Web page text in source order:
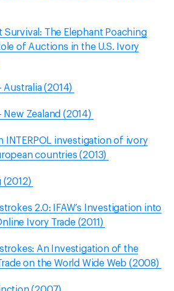
Survival: The Elephant Poaching
of Auctions in the U.S. Ivory
Australia (2014)
New Zealand (2014)
INTERPOL investigation of ivory
countries (2013)
(2012)
2.0: IFAW’s Investigation into
Ivory Trade (2011)
An Investigation of the
on the World Wide Web (2008)